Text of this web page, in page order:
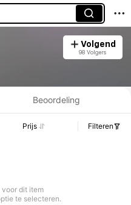
Volgend
98 Volgers
en Voorraadgegevens.
Beoordeling
Prijs Filteren
voor dit item
te selecteren.